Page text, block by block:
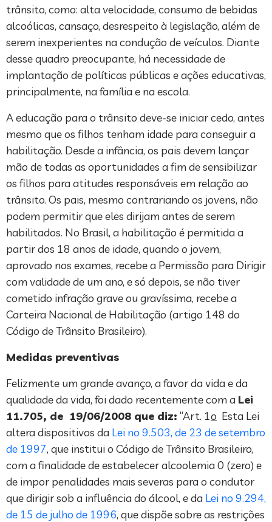
trânsito, como: alta velocidade, consumo de bebidas
alcoólicas, cansaço, desrespeito à legislação, além de
serem inexperientes na condução de veículos. Diante
desse quadro preocupante, há necessidade de
implantação de políticas públicas e ações educativas,
principalmente, na família e na escola.
A educação para o trânsito deve-se iniciar cedo, antes
mesmo que os filhos tenham idade para conseguir a
habilitação. Desde a infância, os pais devem lançar
mão de todas as oportunidades a fim de sensibilizar
os filhos para atitudes responsáveis em relação ao
trânsito. Os pais, mesmo contrariando os jovens, não
podem permitir que eles dirijam antes de serem
habilitados. No Brasil, a habilitação é permitida a
partir dos 18 anos de idade, quando o jovem,
aprovado nos exames, recebe a Permissão para Dirigir
com validade de um ano, e só depois, se não tiver
cometido infração grave ou gravíssima, recebe a
Carteira Nacional de Habilitação (artigo 148 do
Código de Trânsito Brasileiro).
Medidas preventivas
Felizmente um grande avanço, a favor da vida e da
qualidade da vida, foi dado recentemente com a Lei
11.705, de 19/06/2008 que diz: “Art. 1o Esta Lei
altera dispositivos da Lei no 9.503, de 23 de setembro
de 1997, que institui o Código de Trânsito Brasileiro,
com a finalidade de estabelecer alcoolemia 0 (zero) e
de impor penalidades mais severas para o condutor
que dirigir sob a influência do álcool, e da Lei no 9.294,
de 15 de julho de 1996, que dispõe sobre as restrições